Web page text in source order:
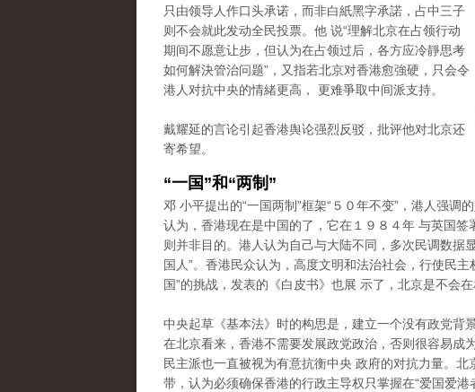
只由领导人作口头承诺，而非白紙黑字承諾，占中三子
则不会就此发动全民投票。他 说“理解北京在占领行动
期间不愿意让步，但认为在占领过后，各方应冷靜思考
如何解決管治问题”，又指若北京对香港愈強硬，只会令
港人对抗中央的情緒更高， 更难爭取中间派支持。
戴耀延的言论引起香港舆论强烈反驳，批评他对北京还
寄希望。
“一国”和“两制”
邓 小平提出的“一国两制”框架“５０年不变”，港人强调
认为，香港现在是中国的了，它在１９８４年 与英国
则并非目的。港人认为自己与大陆不同，多次民调数据
国人”。香港民众认为，高度文明和法治社会，行使民
国”的挑战，发表的《白皮书》也展 示了，北京是不会在
中央起草《基本法》时的构思是，建立一个没有政党背
在北京看来，香港不需要发展政党政治，否则很容易成
民主派也一直被视为有意抗衡中央 政府的对抗力量。
带，认为必须确保香港的行政主导权只掌握在“爱国爱